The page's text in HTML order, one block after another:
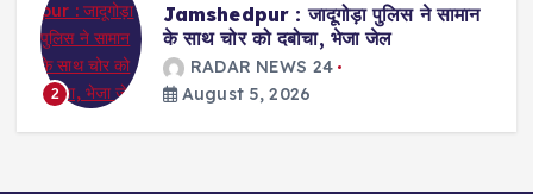
Jamshedpur : पूर्वी सिंहभूम में प्रारूप
मतदाता सूची प्रकाशित, 15.11 लाख मतदाता
शामिल; 5 अगस्त से 4 सितंबर तक दावा-
आपत्ति का मौका